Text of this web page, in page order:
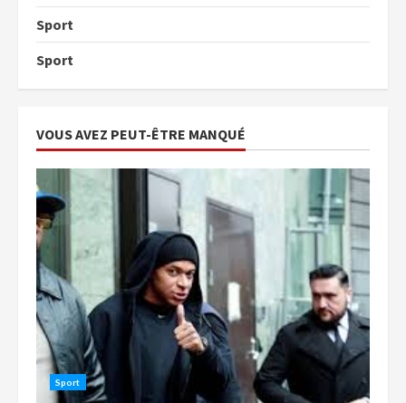
Sport
Sport
VOUS AVEZ PEUT-ÊTRE MANQUÉ
Sport